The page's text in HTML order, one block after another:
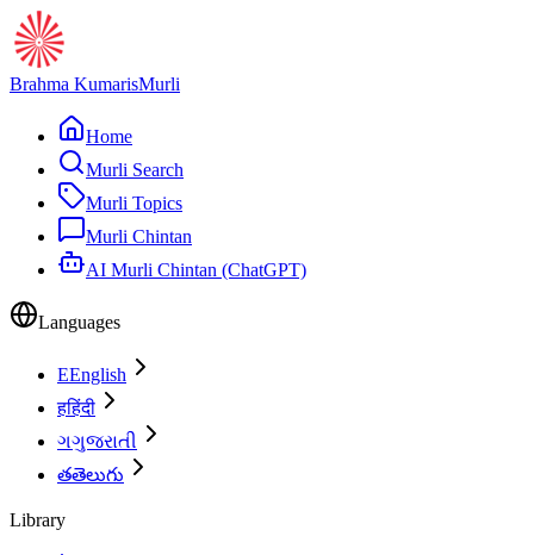
Brahma KumarisMurli
Home
Murli Search
Murli Topics
Murli Chintan
AI Murli Chintan (ChatGPT)
Languages
EEnglish
हहिंदी
ગગુજરાતી
తతెలుగు
Library